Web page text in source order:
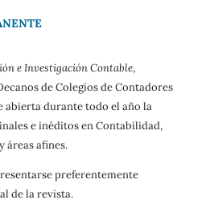
e Investigación Contable,
de Colegios de Contadores
abierta durante todo el año la
e inéditos en Contabilidad,
áreas afines.
preferentemente
de la revista.